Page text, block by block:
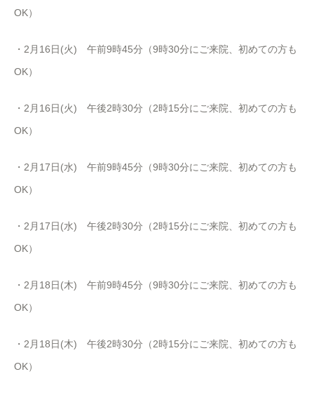
OK）
・2月16日(火) 午前9時45分（9時30分にご来院、初めての方も
OK）
・2月16日(火) 午後2時30分（2時15分にご来院、初めての方も
OK）
・2月17日(水) 午前9時45分（9時30分にご来院、初めての方も
OK）
・2月17日(水) 午後2時30分（2時15分にご来院、初めての方も
OK）
・2月18日(木) 午前9時45分（9時30分にご来院、初めての方も
OK）
・2月18日(木) 午後2時30分（2時15分にご来院、初めての方も
OK）